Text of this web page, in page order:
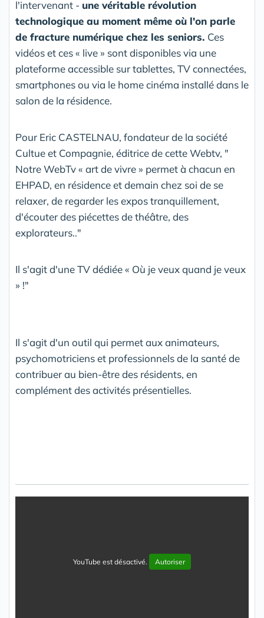
l'intervenant - une véritable révolution
technologique au moment même où l'on parle
de fracture numérique chez les seniors. Ces
vidéos et ces « live » sont disponibles via une
plateforme accessible sur tablettes, TV connectées,
smartphones ou via le home cinéma installé dans le
salon de la résidence.
Pour Eric CASTELNAU, fondateur de la société
Cultue et Compagnie, éditrice de cette Webtv, "
Notre WebTv « art de vivre » permet à chacun en
EHPAD, en résidence et demain chez soi de se
relaxer, de regarder les expos tranquillement,
d'écouter des piécettes de théâtre, des
explorateurs.."
Il s'agit d'une TV dédiée « Où je veux quand je veux
» !"
Il s'agit d'un outil qui permet aux animateurs,
psychomotriciens et professionnels de la santé de
contribuer au bien-être des résidents, en
complément des activités présentielles.
YouTube est désactivé. Autoriser